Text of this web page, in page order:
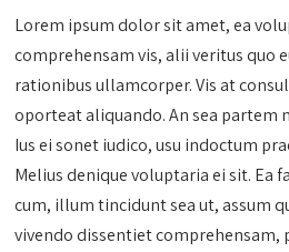
Lorem ipsum dolor sit amet, ea
comprehensam vis, alii veritus quo
rationibus ullamcorper. Vis at
oporteat aliquando. An sea partem
Ius ei sonet iudico, usu indoctum
Melius denique voluptaria ei sit. Ea
cum, illum tincidunt sea ut, assum
vivendo dissentiet comprehensam,